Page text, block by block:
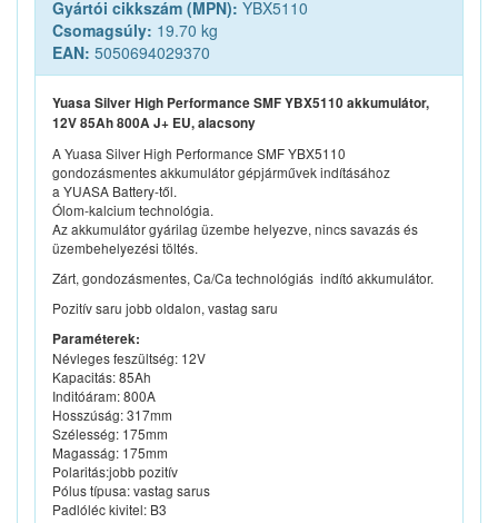
Gyártói cikkszám (MPN): YBX5110
Csomagsúly: 19.70 kg
EAN: 5050694029370
Yuasa Silver High Performance SMF YBX5110 akkumulátor,
12V 85Ah 800A J+ EU, alacsony
A Yuasa Silver High Performance SMF YBX5110
gondozásmentes akkumulátor gépjárművek indításához
a YUASA Battery-től.
Ólom-kalcium technológia.
Az akkumulátor gyárilag üzembe helyezve, nincs savazás és
üzembehelyezési töltés.
Zárt, gondozásmentes, Ca/Ca technológiás indító akkumulátor.
Pozitív saru jobb oldalon, vastag saru
Paraméterek:
Névleges feszültség: 12V
Kapacitás: 85Ah
Inditóáram: 800A
Hosszúság: 317mm
Szélesség: 175mm
Magasság: 175mm
Polaritás:jobb pozitív
Pólus típusa: vastag sarus
Padlóléc kivitel: B3